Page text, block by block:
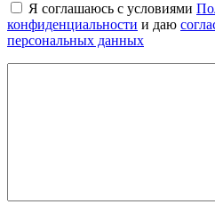
Я соглашаюсь с условиями
конфиденциальности и даю
персональных данных